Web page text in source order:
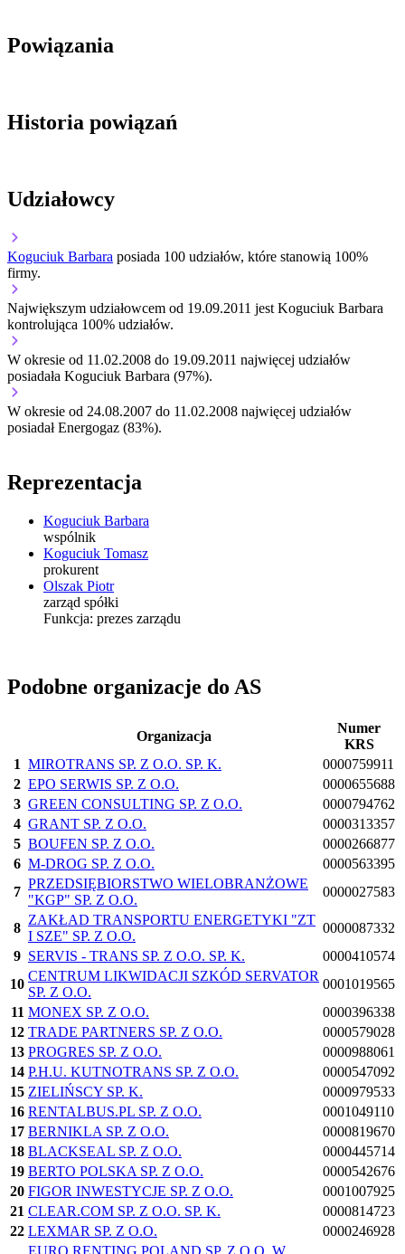
Powiązania
Historia powiązań
Udziałowcy
Koguciuk Barbara posiada 100 udziałów, które stanowią 100%
firmy.
Największym udziałowcem od 19.09.2011 jest Koguciuk Barbara
kontrolująca 100% udziałów.
W okresie od 11.02.2008 do 19.09.2011 najwięcej udziałów
posiadała Koguciuk Barbara (97%).
W okresie od 24.08.2007 do 11.02.2008 najwięcej udziałów
posiadał Energogaz (83%).
Reprezentacja
Koguciuk Barbara
wspólnik
Koguciuk Tomasz
prokurent
Olszak Piotr
zarząd spółki
Funkcja: prezes zarządu
Podobne organizacje do AS
Organizacja
Numer
KRS
1 MIROTRANS SP. Z O.O. SP. K.
0000759911
2 EPO SERWIS SP. Z O.O.
0000655688
3 GREEN CONSULTING SP. Z O.O.
0000794762
4 GRANT SP. Z O.O.
0000313357
5 BOUFEN SP. Z O.O.
0000266877
6 M-DROG SP. Z O.O.
0000563395
7
PRZEDSIĘBIORSTWO WIELOBRANŻOWE
"KGP" SP. Z O.O.
0000027583
8
ZAKŁAD TRANSPORTU ENERGETYKI "ZT
I SZE" SP. Z O.O.
0000087332
9 SERVIS - TRANS SP. Z O.O. SP. K.
0000410574
10
CENTRUM LIKWIDACJI SZKÓD SERVATOR
SP. Z O.O.
0001019565
11 MONEX SP. Z O.O.
0000396338
12 TRADE PARTNERS SP. Z O.O.
0000579028
13 PROGRES SP. Z O.O.
0000988061
14 P.H.U. KUTNOTRANS SP. Z O.O.
0000547092
15 ZIELIŃSCY SP. K.
0000979533
16 RENTALBUS.PL SP. Z O.O.
0001049110
17 BERNIKLA SP. Z O.O.
0000819670
18 BLACKSEAL SP. Z O.O.
0000445714
19 BERTO POLSKA SP. Z O.O.
0000542676
20 FIGOR INWESTYCJE SP. Z O.O.
0001007925
21 CLEAR.COM SP. Z O.O. SP. K.
0000814723
22 LEXMAR SP. Z O.O.
0000246928